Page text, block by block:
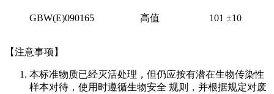
GBW(E)090165 高值 101 ±10
【注意事项】
本标准物质已经灭活处理，但仍应按有潜在生物传染性
样本对待，使用时遵循生物安全 规则，并根据规定对废